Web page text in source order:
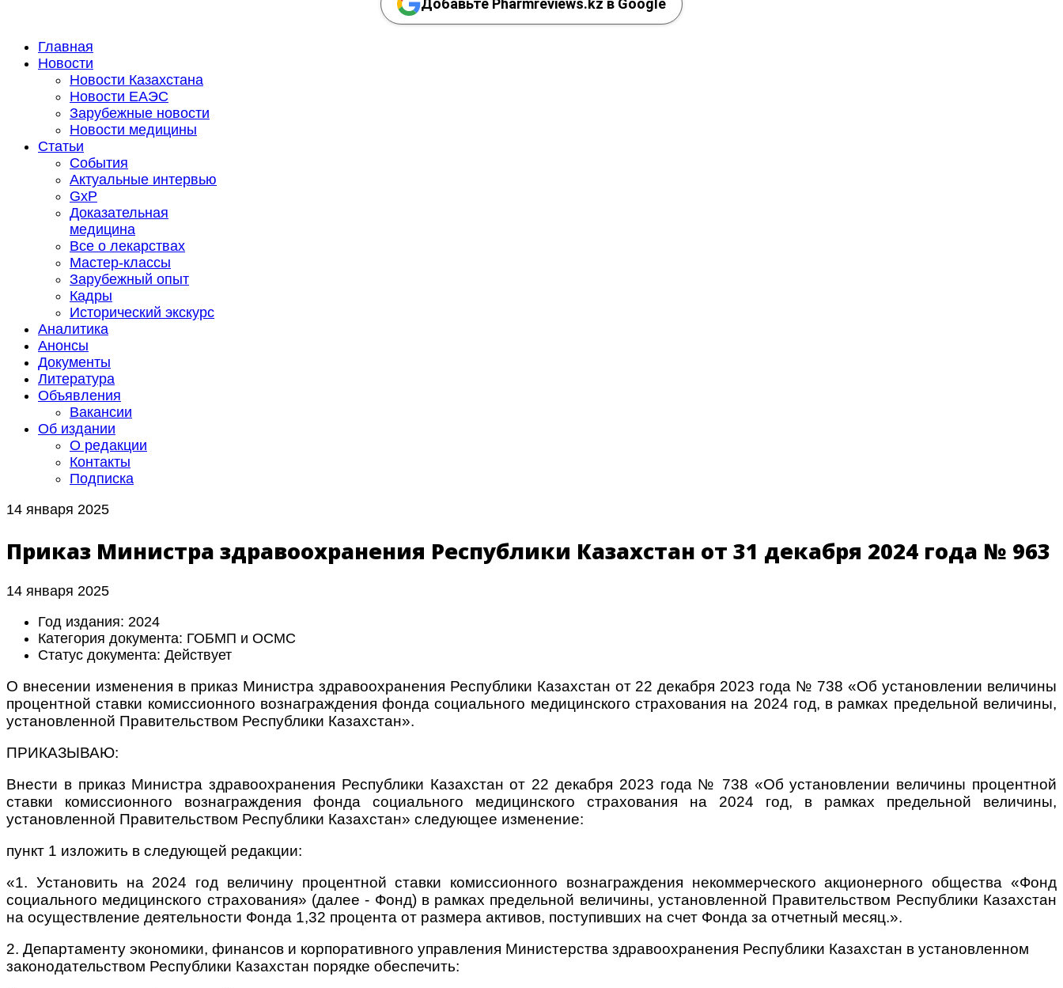
Добавьте Pharmreviews.kz в Google
Главная
Новости
Новости Казахстана
Новости ЕАЭС
Зарубежные новости
Новости медицины
Статьи
События
Актуальные интервью
GxP
Доказательная
медицина
Все о лекарствах
Мастер-классы
Зарубежный опыт
Кадры
Исторический экскурс
Аналитика
Анонсы
Документы
Литература
Объявления
Вакансии
Об издании
О редакции
Контакты
Подписка
14 января 2025
Приказ Министра здравоохранения Республики Казахстан от 31 декабря 2024 года № 963
14 января 2025
Год издания: 2024
Категория документа: ГОБМП и ОСМС
Статус документа: Действует
О внесении изменения в приказ Министра здравоохранения Республики Казахстан от 22 декабря 2023 года № 738 «Об установлении величины
процентной ставки комиссионного вознаграждения фонда социального медицинского страхования на 2024 год, в рамках предельной величины,
установленной Правительством Республики Казахстан».
ПРИКАЗЫВАЮ:
Внести в приказ Министра здравоохранения Республики Казахстан от 22 декабря 2023 года № 738 «Об установлении величины процентной
ставки комиссионного вознаграждения фонда социального медицинского страхования на 2024 год, в рамках предельной величины,
установленной Правительством Республики Казахстан» следующее изменение:
пункт 1 изложить в следующей редакции:
«1. Установить на 2024 год величину процентной ставки комиссионного вознаграждения некоммерческого акционерного общества «Фонд
социального медицинского страхования» (далее - Фонд) в рамках предельной величины, установленной Правительством Республики Казахстан
на осуществление деятельности Фонда 1,32 процента от размера активов, поступивших на счет Фонда за отчетный месяц.».
2. Департаменту экономики, финансов и корпоративного управления Министерства здравоохранения Республики Казахстан в установленном
законодательством Республики Казахстан порядке обеспечить: